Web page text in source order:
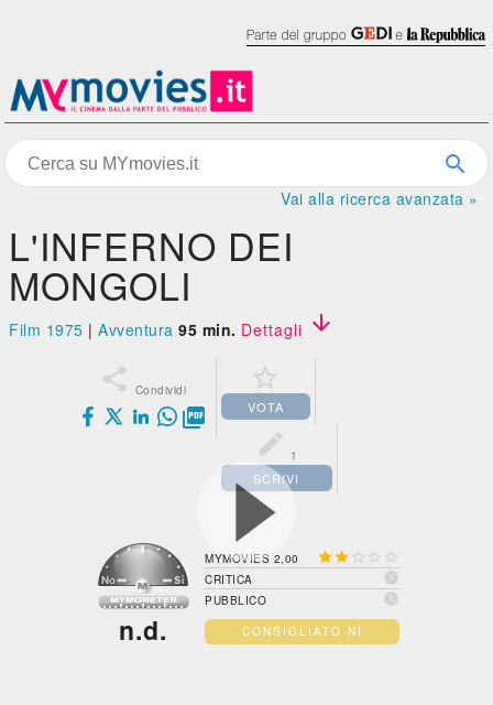
Vai alla ricerca avanzata »
L'INFERNO DEI
MONGOLI
Film 1975 |Avventura 95 min. Dettagli 
 Condividi


VOTA
 1
SCRIVI
n.d.
MYMOVIES 2,00    
CRITICA 
PUBBLICO 
CONSIGLIATO NÌ